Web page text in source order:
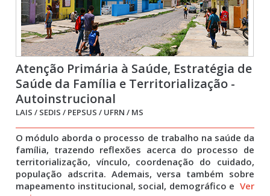
Atenção Primária à Saúde, Estratégia de
Saúde da Família e Territorialização -
Autoinstrucional
LAIS / SEDIS / PEPSUS / UFRN / MS
O módulo aborda o processo de trabalho na saúde da
família, trazendo reflexões acerca do processo de
territorialização, vínculo, coordenação do cuidado,
população adscrita. Ademais, versa também sobre
mapeamento institucional, social, demográfico e Ver